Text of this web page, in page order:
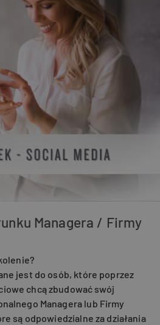
Managera / Firmy
jest do osób, które poprzez
chcą zbudować swój
Managera lub Firmy
są odpowiedzialne za działania